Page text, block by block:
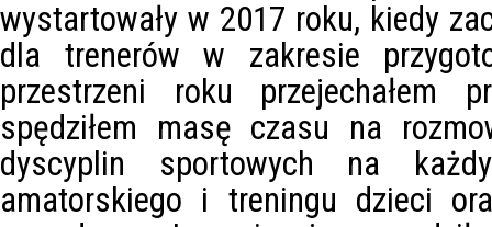
wystartowały w 2017 roku, kiedy
dla trenerów w zakresie
przestrzeni roku przejechałem
spędziłem masę czasu na
dyscyplin sportowych na
amatorskiego i treningu dzieci